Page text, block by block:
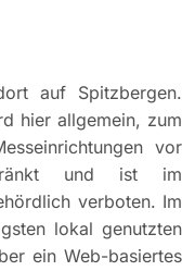
auf Spitzbergen.
hier allgemein, zum
vor
und ist im
verboten. Im
lokal genutzten
ein Web-basiertes